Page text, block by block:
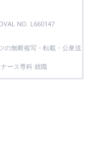
NO. L660147
の無断複写・転載・公衆送
ース専科 就職